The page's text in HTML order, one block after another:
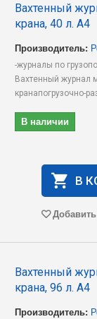
Вахтенный
крана, 40 л. А4
Производитель:
-журналы по
Вахтенный журнал
кранапогрузочно-
В наличии
В
Вахтенный
крана, 96 л. А4
Производитель: